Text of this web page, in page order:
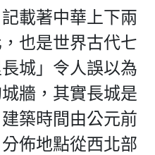
載著中華上下兩
也是世界古代七
城」令人誤以為
牆，其實長城是
築時間由公元前
佈地點從西北部